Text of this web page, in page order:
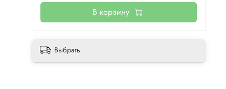
В корзину
Выбрать